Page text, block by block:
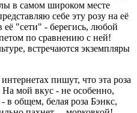
в самом широком месте
себе эту розу на её
"сети" - берегись, любой
по сравнению с ней!
встречаются экземпляры
пишут, что эта роза
мой вкус - не особенно,
в общем, белая роза Бэнкс,